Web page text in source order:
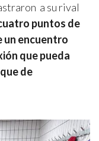
a su rival
puntos de
un encuentro
que pueda
de